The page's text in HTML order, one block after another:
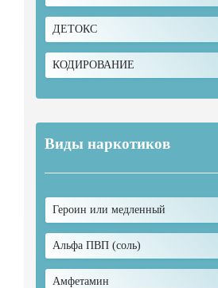
ДЕТОКС
КОДИРОВАНИЕ
Виды наркотиков
Героин или медленный
Альфа ПВП (соль)
Амфетамин